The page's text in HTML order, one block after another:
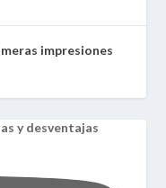
impresiones
y desventajas